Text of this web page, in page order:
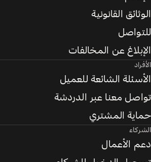
الوثائق القانونية
للتواصل
الإبلاغ عن المخالفات
الأفراد
الأسئلة الشائعة للعميل
تواصل معنا عبر الدردشة
حماية المشتري
الشركاء
دعم الأعمال